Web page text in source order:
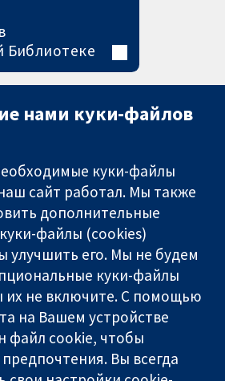
Библиотеке
11-13 Cavendish
Square
0AN
United Kingdom
Связаться с
нами
Новости
Пресс-
служба
О нас
Работа
нами куки-файлов
куки-файлы
сайт работал. Мы также
дополнительные
файлы (cookies)
улучшить его. Мы не будем
куки-файлы
их не включите. С помощью
на Вашем устройстве
файл cookie, чтобы
Вы всегда